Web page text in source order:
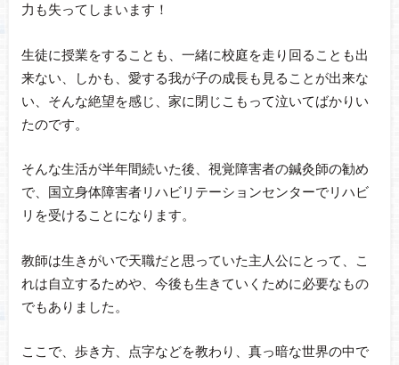
力も失ってしまいます！
生徒に授業をすることも、一緒に校庭を走り回ることも出
来ない、しかも、愛する我が子の成長も見ることが出来な
い、そんな絶望を感じ、家に閉じこもって泣いてばかりい
たのです。
そんな生活が半年間続いた後、視覚障害者の鍼灸師の勧め
で、国立身体障害者リハビリテーションセンターでリハビ
リを受けることになります。
教師は生きがいで天職だと思っていた主人公にとって、こ
れは自立するためや、今後も生きていくために必要なもの
でもありました。
ここで、歩き方、点字などを教わり、真っ暗な世界の中で